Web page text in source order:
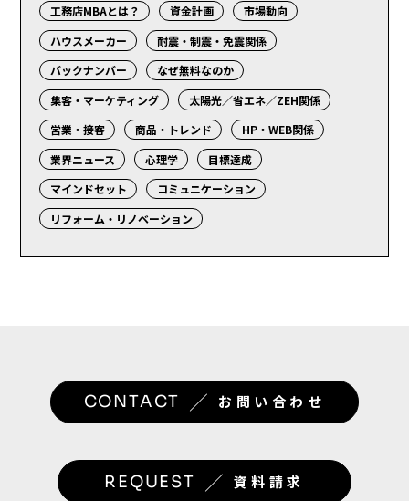
工務店MBAとは？
資金計画
市場動向
ハウスメーカー
耐震・制震・免震関係
バックナンバー
なぜ無料なのか
集客・マーケティング
太陽光／省エネ／ZEH関係
営業・接客
商品・トレンド
HP・WEB関係
業界ニュース
心理学
目標達成
マインドセット
コミュニケーション
リフォーム・リノベーション
CONTACT ／ お問い合わせ
REQUEST ／ 資料請求